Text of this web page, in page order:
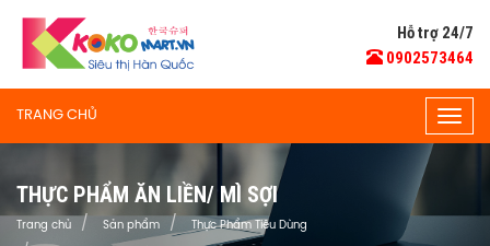
Hỗ trợ 24/7
0902573464
TRANG CHỦ
THỰC PHẨM ĂN LIỀN/ MÌ SỢI
Trang chủ Sản phẩm Thực Phẩm Tiêu Dùng